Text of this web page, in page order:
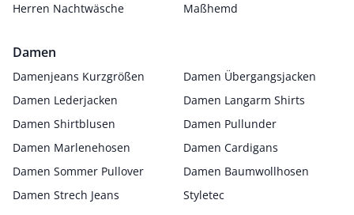
Herren Nachtwäsche
Maßhemd
Damen
Damenjeans Kurzgrößen
Damen Übergangsjacken
Damen Lederjacken
Damen Langarm Shirts
Damen Shirtblusen
Damen Pullunder
Damen Marlenehosen
Damen Cardigans
Damen Sommer Pullover
Damen Baumwollhosen
Damen Strech Jeans
Styletec